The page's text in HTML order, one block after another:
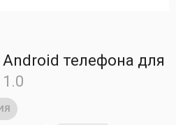
телефона для
1.0